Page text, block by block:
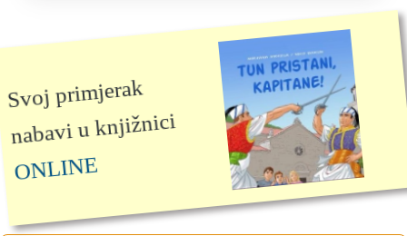
Svoj primjerak
nabavi u knjižnici
ONLINE